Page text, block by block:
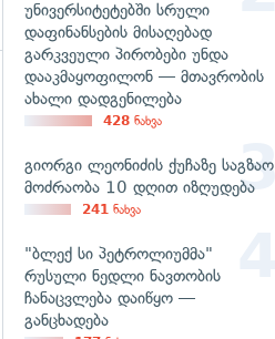
უნივერსიტეტებში სრული
დაფინანსების მისაღებად
გარკვეული პირობები უნდა
დააკმაყოფილონ — მთავრობის
ახალი დადგენილება
428 ნახვა
გიორგი ლეონიძის ქუჩაზე საგზაო
მოძრაობა 10 დღით იზღუდება
241 ნახვა
"ბლექ სი პეტროლიუმმა"
რუსული ნედლი ნავთობის
ჩანაცვლება დაიწყო —
განცხადება